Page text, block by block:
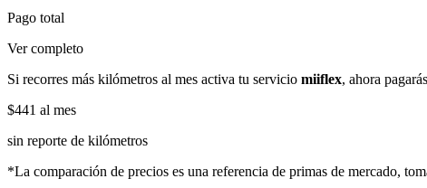
Pago total
Ver completo
Si recorres más kilómetros al mes activa tu servicio miiflex, ahora
$441 al mes
sin reporte de kilómetros
*La comparación de precios es una referencia de primas de mercado,